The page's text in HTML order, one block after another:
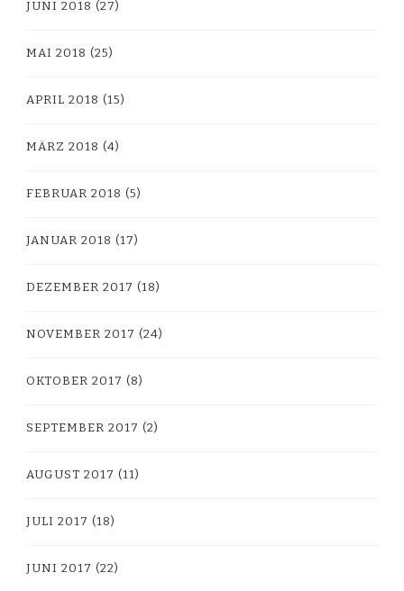
JUNI 2018 (27)
MAI 2018 (25)
APRIL 2018 (15)
MÄRZ 2018 (4)
FEBRUAR 2018 (5)
JANUAR 2018 (17)
DEZEMBER 2017 (18)
NOVEMBER 2017 (24)
OKTOBER 2017 (8)
SEPTEMBER 2017 (2)
AUGUST 2017 (11)
JULI 2017 (18)
JUNI 2017 (22)